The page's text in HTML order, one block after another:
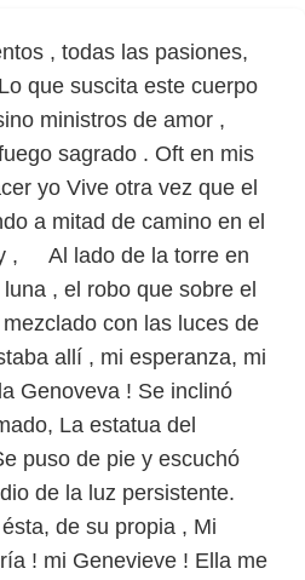
, todas las pasiones,
que suscita este cuerpo
ministros de amor ,
sagrado . Oft en mis
yo Vive otra vez que el
a mitad de camino en el
, Al lado de la torre en
, el robo que sobre el
con las luces de
allí , mi esperanza, mi
! Se inclinó
La estatua del
puso de pie y escuchó
de la luz persistente.
de su propia , Mi
! mi Genevieve ! Ella me